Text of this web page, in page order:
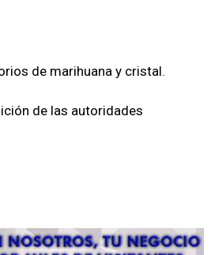
de marihuana y cristal.
de las autoridades